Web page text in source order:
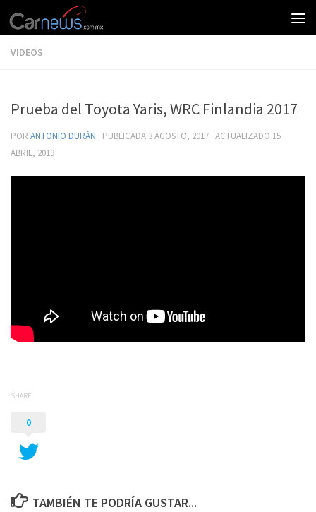
VIDEOS
Prueba del Toyota Yaris, WRC Finlandia 2017
POR ANTONIO DURÁN · PUBLICADA 3 AGOSTO, 2017 · ACTUALIZADO 15
ABRIL, 2019
SHARE
0
TAMBIÉN TE PODRÍA GUSTAR...